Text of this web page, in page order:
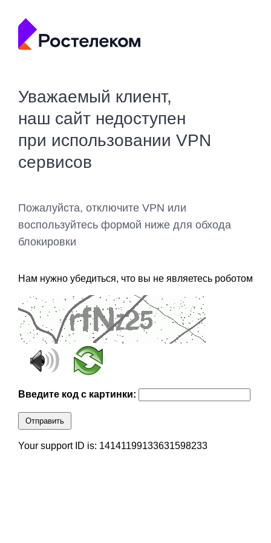
Уважаемый клиент,
наш сайт недоступен
при использовании VPN
сервисов
Пожалуйста, отключите VPN или
воспользуйтесь формой ниже для обхода
блокировки
Нам нужно убедиться, что вы не являетесь роботом
Введите код с картинки:
Отправить
Your support ID is: 14141199133631598233